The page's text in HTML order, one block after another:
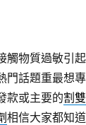
觸物質過敏引
門話題重最想
款或主要的割
相信大家都知